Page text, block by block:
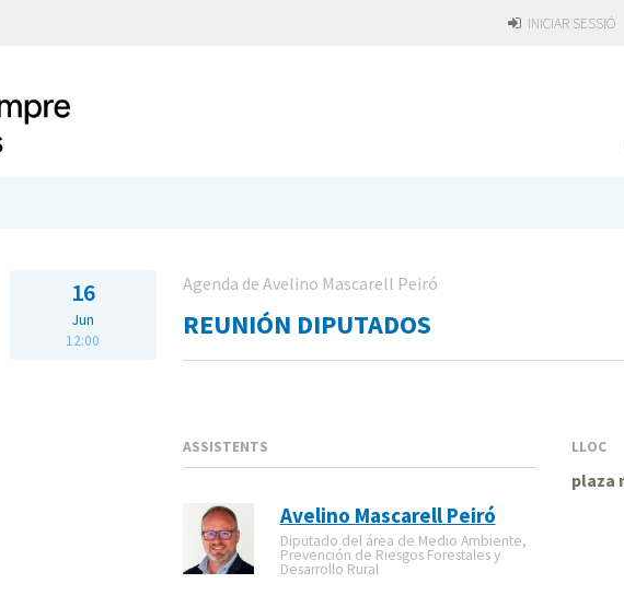
INICIAR SESSIÓ
16
Jun
12:00
Agenda de Avelino Mascarell Peiró
REUNIÓN DIPUTADOS
ASSISTENTS
Avelino Mascarell Peiró
Diputado del área de Medio Ambiente,
Prevención de Riesgos Forestales y
Desarrollo Rural
LLOC
plaza